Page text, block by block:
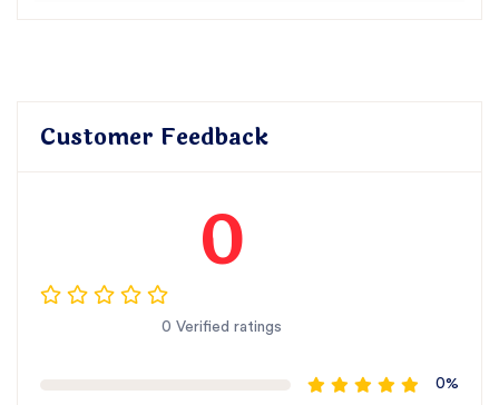
Customer Feedback
0
0 Verified ratings
0%